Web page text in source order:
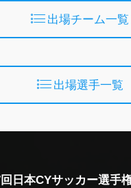
出場チーム一覧
出場選手一覧
日本CYサッカー選手